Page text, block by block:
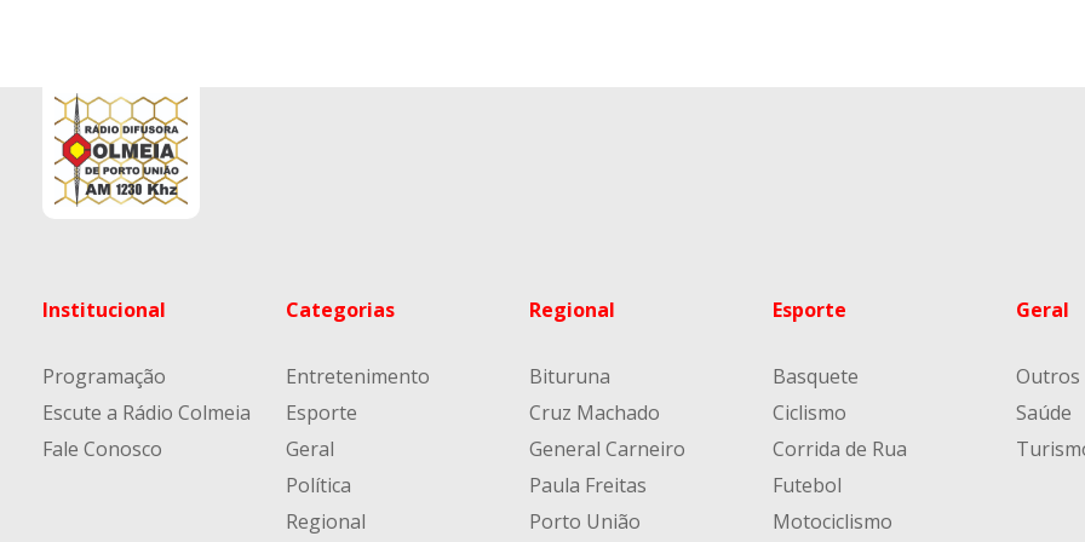
Institucional
Programação
Escute a Rádio Colmeia
Fale Conosco
Categorias
Entretenimento
Esporte
Geral
Política
Regional
Regional
Bituruna
Cruz Machado
General Carneiro
Paula Freitas
Porto União
Esporte
Basquete
Ciclismo
Corrida de Rua
Futebol
Motociclismo
Geral
Outros
Saúde